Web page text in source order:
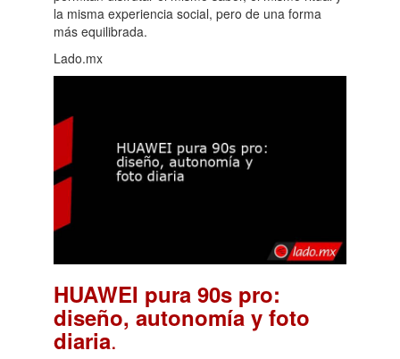
la misma experiencia social, pero de una forma
más equilibrada.
Lado.mx
HUAWEI pura 90s pro:
diseño, autonomía y foto
diaria.